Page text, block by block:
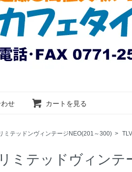
せ カートを見る
ミテッドンヴィンテージNEO(201～300) >
ミテッドヴィン